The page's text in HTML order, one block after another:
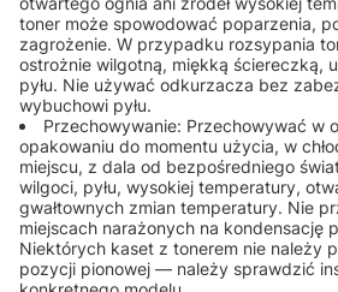
toner może spowodować poparzenia,
zagrożenie. W przypadku rozsypania
ostrożnie wilgotną, miękką ściereczką,
pyłu. Nie używać odkurzacza bez
wybuchowi pyłu.
Przechowywanie: Przechowywać w
opakowaniu do momentu użycia, w
miejscu, z dala od bezpośredniego
wilgoci, pyłu, wysokiej temperatury,
gwałtownych zmian temperatury. Nie
miejscach narażonych na kondensację
Niektórych kaset z tonerem nie należy
pozycji pionowej — należy sprawdzić